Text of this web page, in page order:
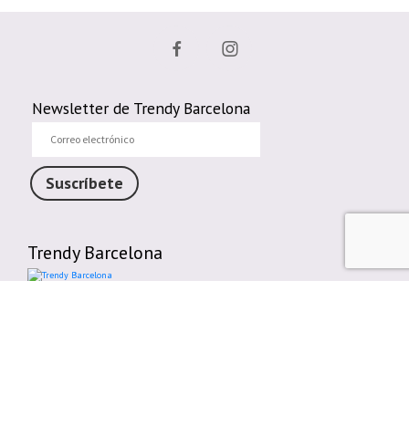
Newsletter de Trendy Barcelona
electrónico
Suscríbete
Trendy Barcelona